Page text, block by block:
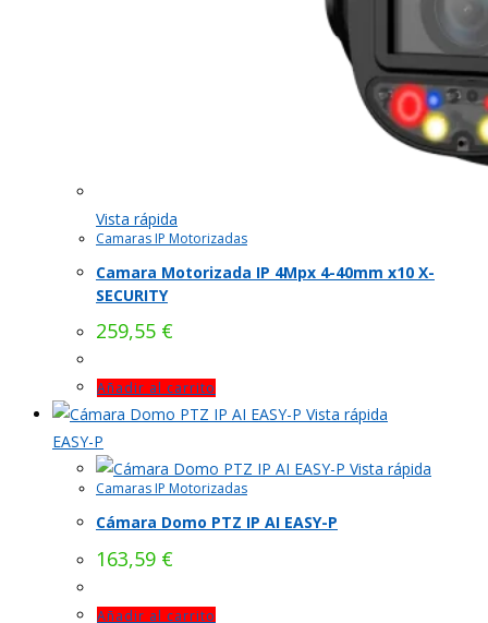
Vista rápida
Camaras IP Motorizadas
Camara Motorizada IP 4Mpx 4-40mm x10 X-
SECURITY
259,55 €
Añadir al carrito
Vista rápida
EASY-P
Vista rápida
Camaras IP Motorizadas
Cámara Domo PTZ IP AI EASY-P
163,59 €
Añadir al carrito